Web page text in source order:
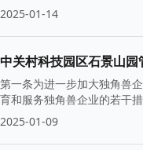
2025-01-14
第一条为进一步加大独角兽
育和服务独角兽企业的若干
2025-01-09